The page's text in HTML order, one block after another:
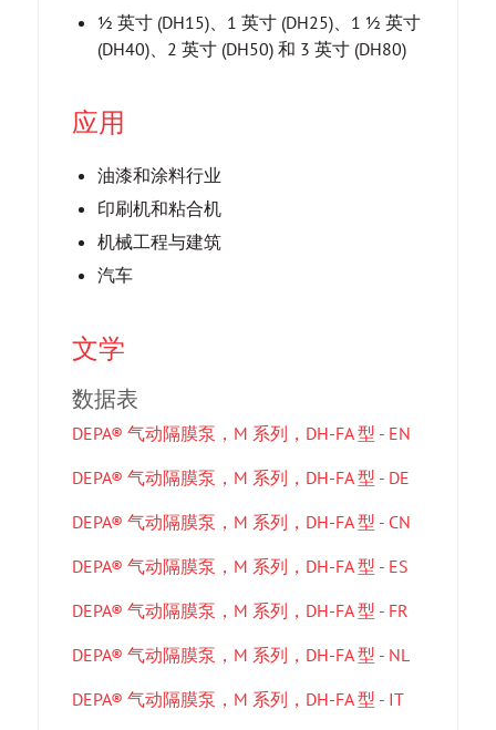
½ 英寸 (DH15)、1 英寸 (DH25)、1 ½ 英寸
(DH40)、2 英寸 (DH50) 和 3 英寸 (DH80)
应用
油漆和涂料行业
印刷机和粘合机
机械工程与建筑
汽车
文学
数据表
DEPA® 气动隔膜泵，M 系列，DH-FA 型 - EN
DEPA® 气动隔膜泵，M 系列，DH-FA 型 - DE
DEPA® 气动隔膜泵，M 系列，DH-FA 型 - CN
DEPA® 气动隔膜泵，M 系列，DH-FA 型 - ES
DEPA® 气动隔膜泵，M 系列，DH-FA 型 - FR
DEPA® 气动隔膜泵，M 系列，DH-FA 型 - NL
DEPA® 气动隔膜泵，M 系列，DH-FA 型 - IT